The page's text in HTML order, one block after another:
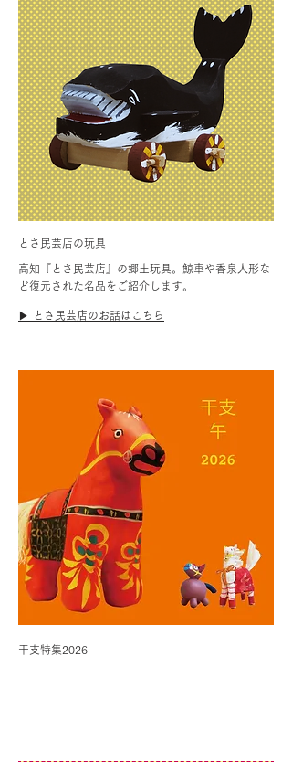
とさ民芸店の玩具
高知『とさ民芸店』の郷土玩具。鯨車や香泉人形な
ど復元された名品をご紹介します。
▶︎ とさ民芸店のお話はこちら
干支特集2026